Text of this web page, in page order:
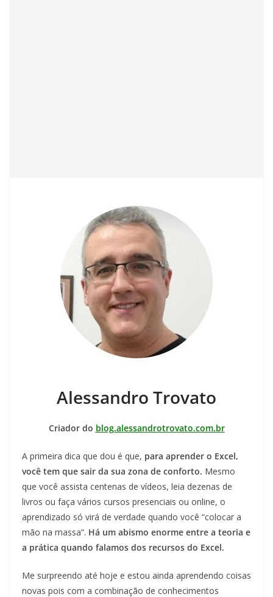
Alessandro Trovato
Criador do blog.alessandrotrovato.com.br
A primeira dica que dou é que, para aprender o Excel,
você tem que sair da sua zona de conforto. Mesmo
que você assista centenas de vídeos, leia dezenas de
livros ou faça vários cursos presenciais ou online, o
aprendizado só virá de verdade quando você “colocar a
mão na massa”. Há um abismo enorme entre a teoria e
a prática quando falamos dos recursos do Excel.
Me surpreendo até hoje e estou ainda aprendendo coisas
novas pois com a combinação de conhecimentos